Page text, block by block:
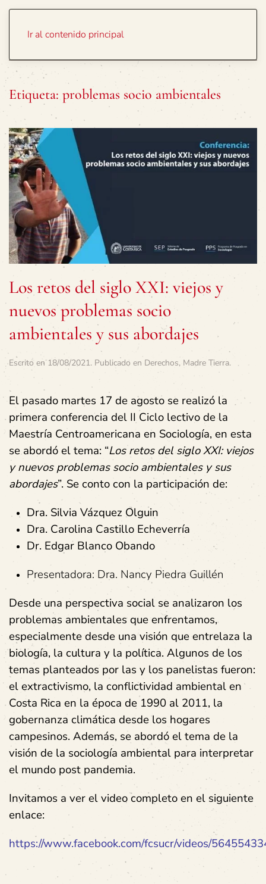
Ir al contenido principal
Etiqueta: problemas socio ambientales
Los retos del siglo XXI: viejos y
nuevos problemas socio
ambientales y sus abordajes
Escrito en18/08/2021. Publicado en Derechos, Madre Tierra.
El pasado martes 17 de agosto se realizó la
primera conferencia del II Ciclo lectivo de la
Maestría Centroamericana en Sociología, en esta
se abordó el tema: “Los retos del siglo XXI: viejos
y nuevos problemas socio ambientales y sus
abordajes”. Se conto con la participación de:
Dra. Silvia Vázquez Olguin
Dra. Carolina Castillo Echeverría
Dr. Edgar Blanco Obando
Presentadora: Dra. Nancy Piedra Guillén
Desde una perspectiva social se analizaron los
problemas ambientales que enfrentamos,
especialmente desde una visión que entrelaza la
biología, la cultura y la política. Algunos de los
temas planteados por las y los panelistas fueron:
el extractivismo, la conflictividad ambiental en
Costa Rica en la época de 1990 al 2011, la
gobernanza climática desde los hogares
campesinos. Además, se abordó el tema de la
visión de la sociología ambiental para interpretar
el mundo post pandemia.
Invitamos a ver el video completo en el siguiente
enlace:
https://www.facebook.com/fcsucr/videos/